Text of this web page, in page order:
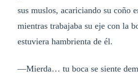
sus muslos, acariciando su coño
mientras trabajaba su eje con la
estuviera hambrienta de él.
—Mierda… tu boca se siente